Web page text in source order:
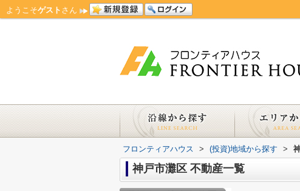
ようこそゲスト さん
フロンティアハウス > (投資)地域から探す >
神戸市灘区 不動産一覧